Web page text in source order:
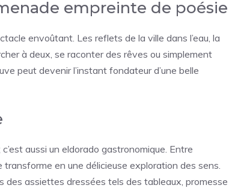
empreinte de poésie
envoûtant. Les reflets de la ville dans l’eau, la
à deux, se raconter des rêves ou simplement
peut devenir l’instant fondateur d’une belle
aussi un eldorado gastronomique. Entre
en une délicieuse exploration des sens.
des assiettes dressées tels des tableaux, promesse